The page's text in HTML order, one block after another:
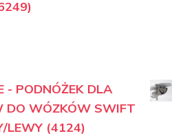
- PODNÓŻEK DLA
DO WÓZKÓW SWIFT
LEWY (4124)